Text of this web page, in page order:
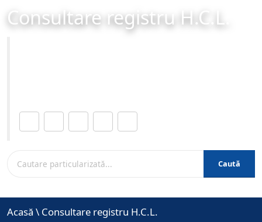
Consultare registru H.C.L.
Caută
Acasă \ Consultare registru H.C.L.